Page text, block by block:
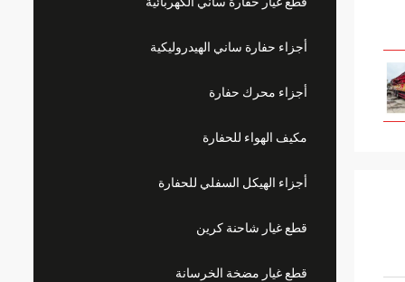
أجزاء حفارة ساني الهيدروليكية
أجزاء محرك حفارة
مكيف الهواء للحفارة
أجزاء الهيكل السفلي للحفارة
قطع غيار شاحنة كرين
قطع غيار مضخة الخرسانة